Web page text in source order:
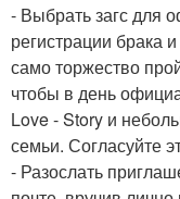
- Выбрать загс для
регистрации брака
само торжество
чтобы в день
Love - Story и
семьи. Согласуйте
- Разослать